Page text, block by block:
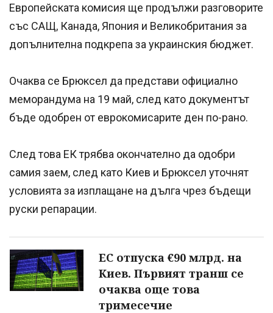
Европейската комисия ще продължи разговорите
със САЩ, Канада, Япония и Великобритания за
допълнителна подкрепа за украинския бюджет.
Очаква се Брюксел да представи официално
меморандума на 19 май, след като документът
бъде одобрен от еврокомисарите ден по-рано.
След това ЕК трябва окончателно да одобри
самия заем, след като Киев и Брюксел уточнят
условията за изплащане на дълга чрез бъдещи
руски репарации.
ЕС отпуска €90 млрд. на
Киев. Първият транш се
очаква още това
тримесечие